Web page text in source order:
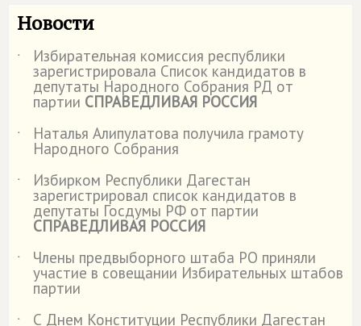
Новости
˙ Избирательная комиссия республики
зарегистрировала Список кандидатов в
депутаты Народного Собрания РД от
партии СПРАВЕДЛИВАЯ РОССИЯ
˙
Наталья Алипулатова получила грамоту
Народного Собрания
˙
Избирком Республики Дагестан
зарегистрировал список кандидатов в
депутаты Госдумы РФ от партии
СПРАВЕДЛИВАЯ РОССИЯ
˙
Члены предвыборного штаба РО приняли
участие в совещании Избирательных штабов
партии
С Днем Конституции Республики Дагестан